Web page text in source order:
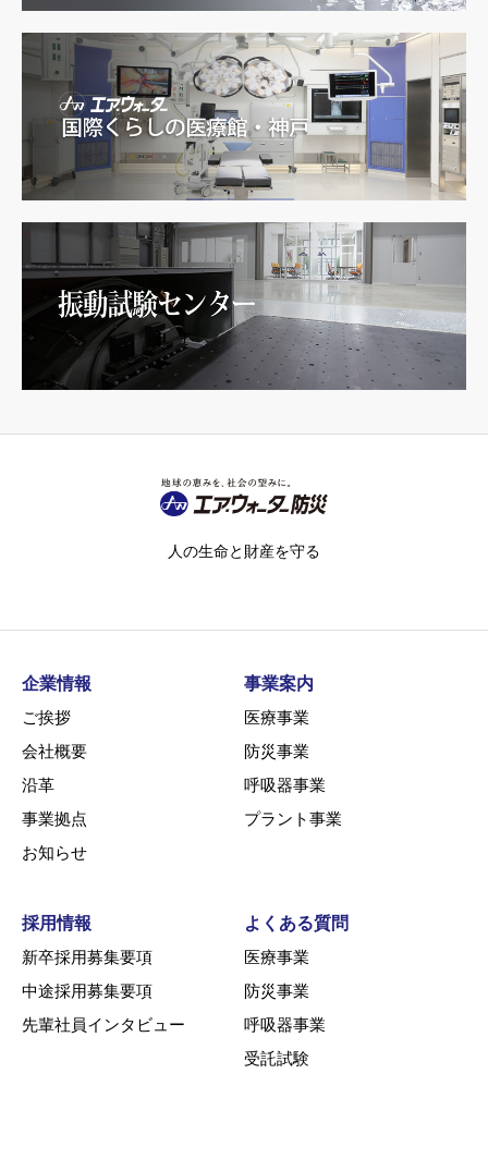
人の生命と財産を守る
企業情報
ご挨拶
会社概要
沿革
事業拠点
お知らせ
事業案内
医療事業
防災事業
呼吸器事業
プラント事業
採用情報
新卒採用募集要項
中途採用募集要項
先輩社員インタビュー
よくある質問
医療事業
防災事業
呼吸器事業
受託試験